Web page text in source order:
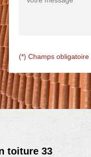
(*) Champs obligatoire
toiture 33